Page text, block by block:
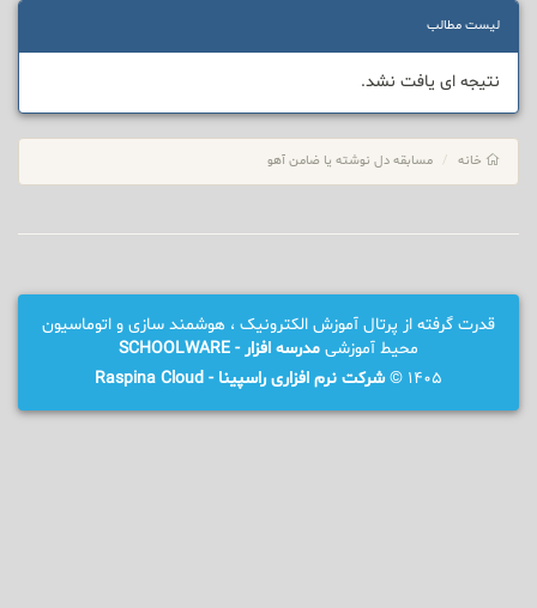
لیست مطالب
نتیجه ای یافت نشد.
خانه مسابقه دل نوشته یا ضامن آهو
قدرت گرفته از پرتال آموزش الکترونیک ، هوشمند سازی و اتوماسیون
محیط آموزشی مدرسه افزار - SCHOOLWARE
1405 ©
شرکت نرم افزاری راسپینا - Raspina Cloud